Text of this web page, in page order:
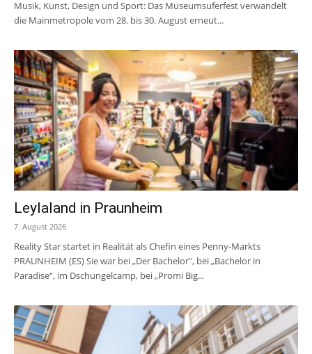
Musik, Kunst, Design und Sport: Das Museumsuferfest verwandelt
die Mainmetropole vom 28. bis 30. August erneut...
Leylaland in Praunheim
7. August 2026
Reality Star startet in Realität als Chefin eines Penny-Markts
PRAUNHEIM (ES) Sie war bei „Der Bachelor", bei „Bachelor in
Paradise“, im Dschungelcamp, bei „Promi Big...